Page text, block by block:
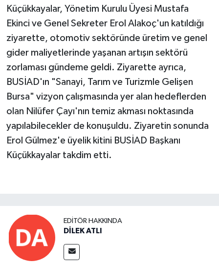
Küçükkayalar, Yönetim Kurulu Üyesi Mustafa
Ekinci ve Genel Sekreter Erol Alakoç'un katıldığı
ziyarette, otomotiv sektöründe üretim ve genel
gider maliyetlerinde yaşanan artışın sektörü
zorlaması gündeme geldi. Ziyarette ayrıca,
BUSİAD'ın "Sanayi, Tarım ve Turizmle Gelişen
Bursa" vizyon çalışmasında yer alan hedeflerden
olan Nilüfer Çayı'nın temiz akması noktasında
yapılabilecekler de konuşuldu. Ziyaretin sonunda
Erol Gülmez'e üyelik kitini BUSİAD Başkanı
Küçükkayalar takdim etti.
EDITÖR HAKKINDA
DİLEK ATLI